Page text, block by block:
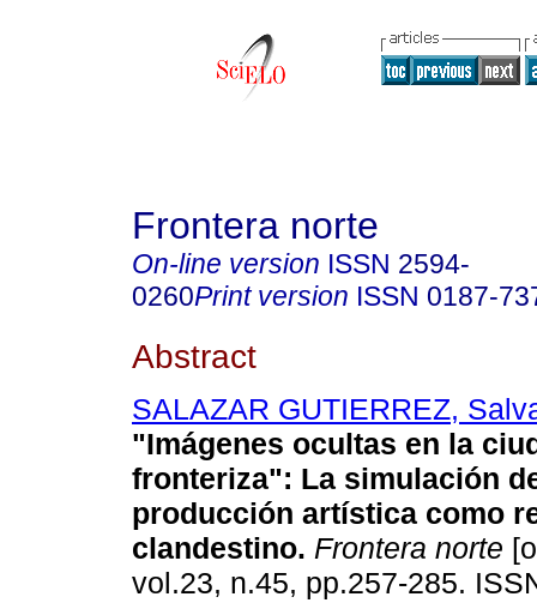
Frontera norte
On-line version ISSN 2594-
0260Print version ISSN 0187-
Abstract
SALAZAR GUTIERREZ,
"Imágenes ocultas en la
fronteriza": La simulación
producción artística como
clandestino. Frontera norte
vol.23, n.45, pp.257-285.